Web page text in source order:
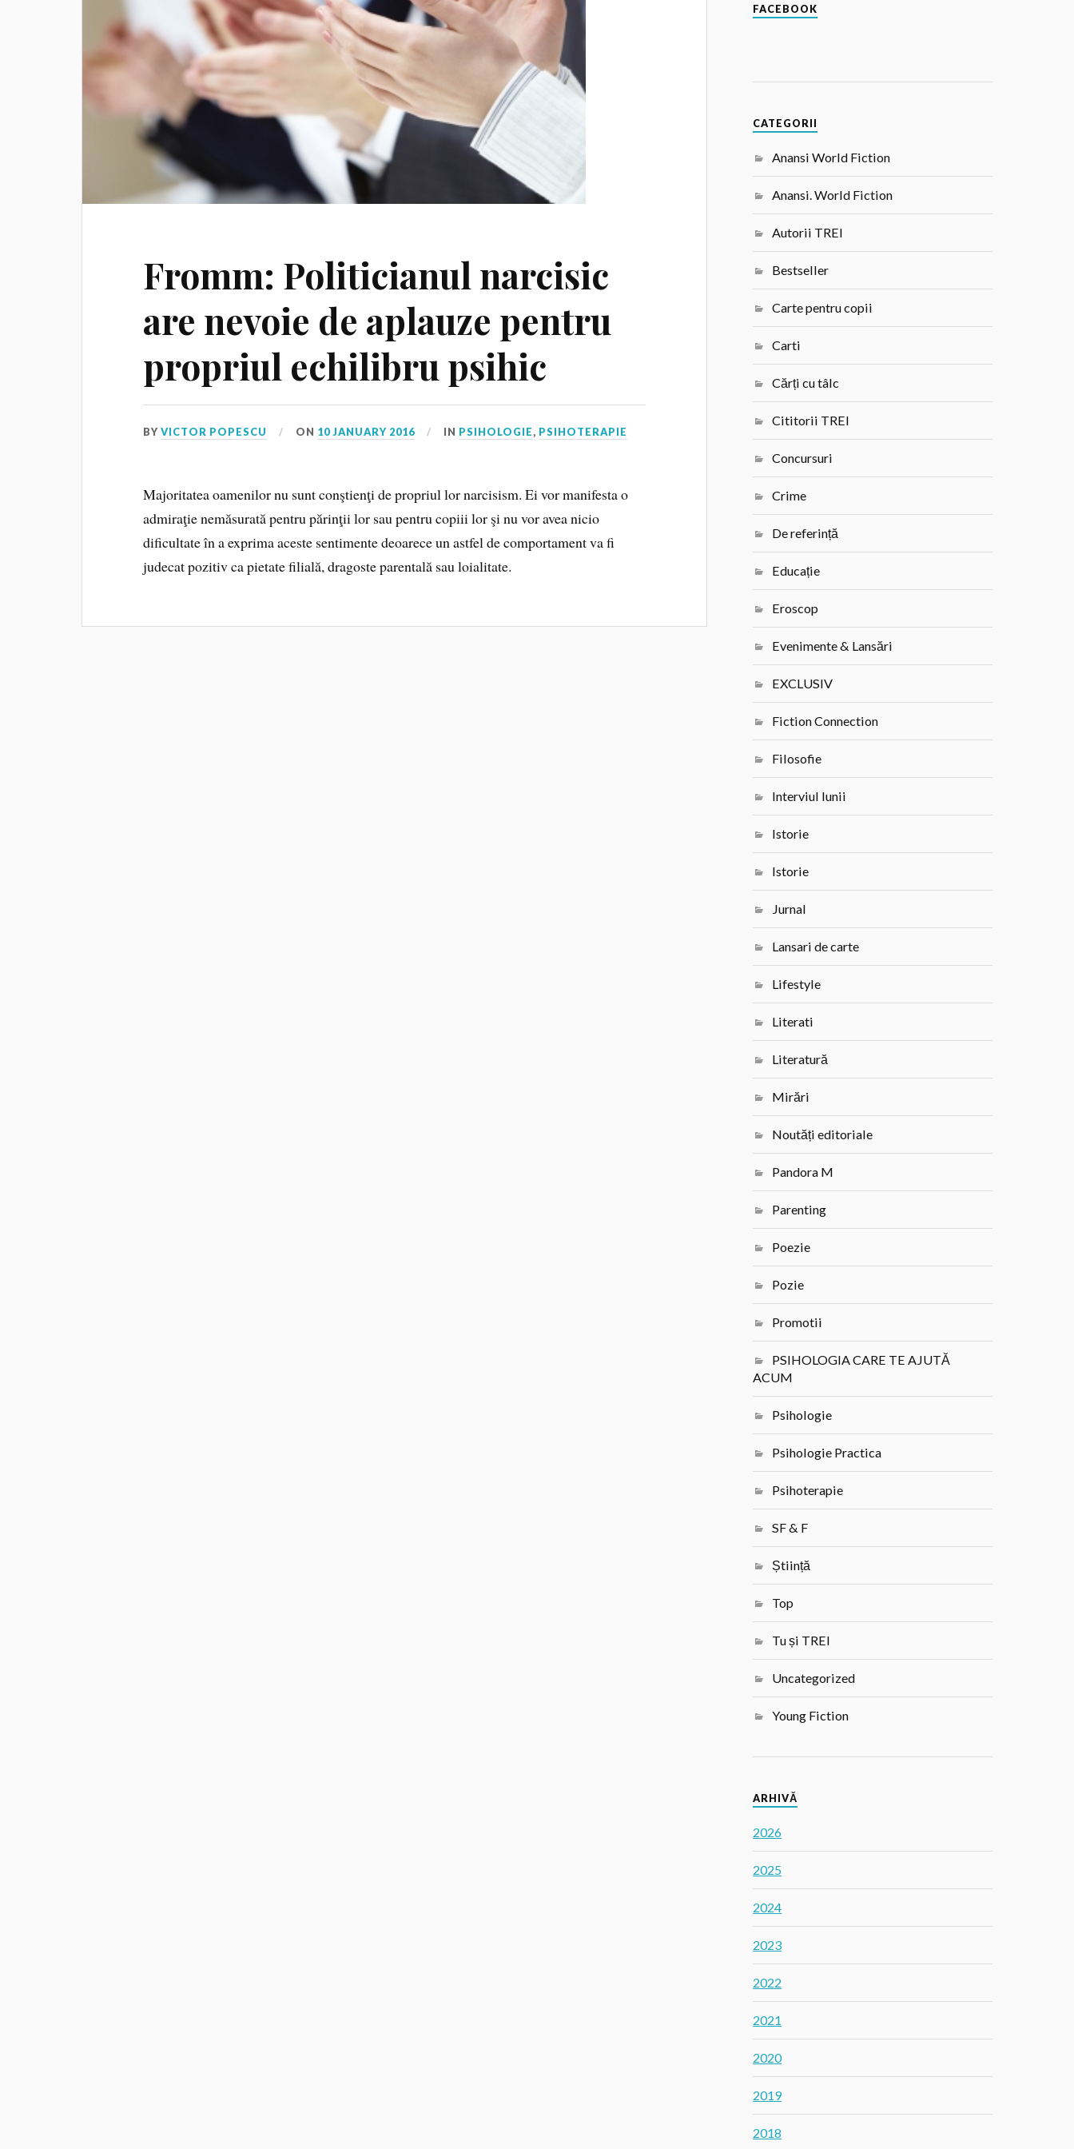
Fromm: Politicianul narcisic
are nevoie de aplauze pentru
propriul echilibru psihic
BYVICTOR POPESCU ON 10 JANUARY 2016 IN PSIHOLOGIE, PSIHOTERAPIE
Majoritatea oamenilor nu sunt conştienţi de propriul lor narcisism. Ei vor manifesta o
admiraţie nemăsurată pentru părinţii lor sau pentru copiii lor şi nu vor avea nicio
dificultate în a exprima aceste sentimente deoarece un astfel de comportament va fi
judecat pozitiv ca pietate filială, dragoste parentală sau loialitate.
FACEBOOK
CATEGORII
Anansi World Fiction
Anansi. World Fiction
Autorii TREI
Bestseller
Carte pentru copii
Carti
Cărți cu tâlc
Cititorii TREI
Concursuri
Crime
De referință
Educație
Eroscop
Evenimente & Lansări
EXCLUSIV
Fiction Connection
Filosofie
Interviul lunii
Istorie
Istorie
Jurnal
Lansari de carte
Lifestyle
Literati
Literatură
Mirări
Noutăți editoriale
Pandora M
Parenting
Poezie
Pozie
Promotii
PSIHOLOGIA CARE TE AJUTĂ
ACUM
Psihologie
Psihologie Practica
Psihoterapie
SF & F
Știință
Top
Tu și TREI
Uncategorized
Young Fiction
ARHIVĂ
2026
2025
2024
2023
2022
2021
2020
2019
2018